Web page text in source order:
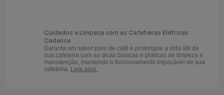
Cuidados e Limpeza com as Cafeteiras Elétricas
Cadence
Garanta um sabor puro de café e prolongue a vida útil da
sua cafeteira com as dicas básicas e práticas de limpeza e
manutenção, mantendo o funcionamento impecável de sua
cafeteira. Leia aqui.